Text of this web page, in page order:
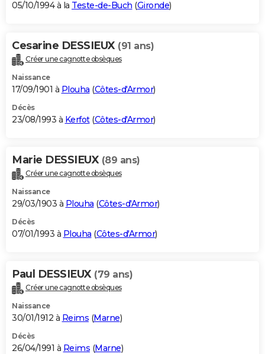
05/10/1994 à la Teste-de-Buch (Gironde)
Cesarine DESSIEUX (91 ans)
Créer une cagnotte obsèques
Naissance
17/09/1901 à Plouha (Côtes-d'Armor)
Décès
23/08/1993 à Kerfot(Côtes-d'Armor)
Marie DESSIEUX (89 ans)
Créer une cagnotte obsèques
Naissance
29/03/1903 à Plouha (Côtes-d'Armor)
Décès
07/01/1993 à Plouha (Côtes-d'Armor)
Paul DESSIEUX (79 ans)
Créer une cagnotte obsèques
Naissance
30/01/1912 à Reims (Marne)
Décès
26/04/1991 à Reims (Marne)